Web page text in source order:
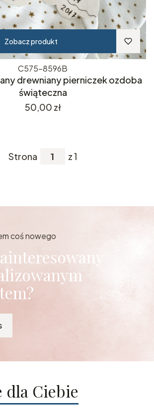
Zobacz produkt
C575-8596B
drewniany pierniczek ozdoba
świąteczna
Cena
50,00 zł
Strona z 1
coś nowego
dla Ciebie